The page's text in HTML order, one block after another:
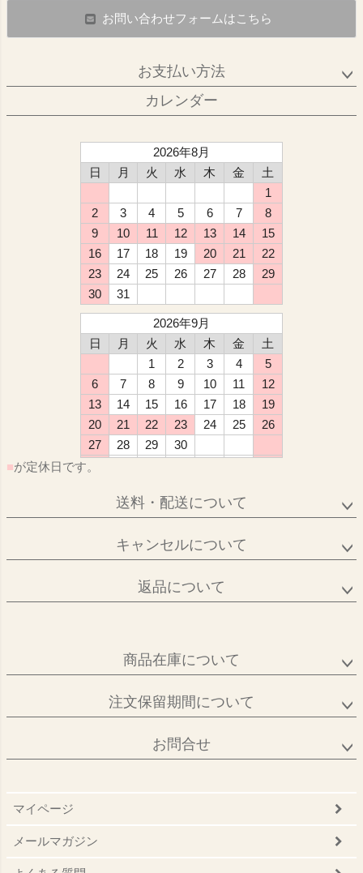
お問い合わせフォームはこちら
お支払い方法
カレンダー
2026年8月
日
月 火 水 木 金
土
1
2
3 4 5 6 7
8
9
10 11 12 13 14
15
16
17 18 19 20 21
22
23
24 25 26 27 28
29
30
31
2026年9月
日
月 火 水 木 金
土
1
2 3 4
5
6
7 8 9 10 11
12
13
14 15 16 17 18
19
20
21 22 23 24 25
26
27
28 29
30
■が定休日です。
送料・配送について
キャンセルについて
返品について
商品在庫について
注文保留期間について
お問合せ
マイページ
メールマガジン